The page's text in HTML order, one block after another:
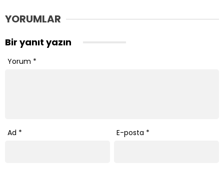
YORUMLAR
Bir yanıt yazın
Yorum *
Ad * E-posta *